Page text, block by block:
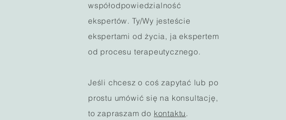
współodpowiedzialność
ekspertów. Ty/Wy jesteście
ekspertami od życia, ja ekspertem
od procesu terapeutycznego.
Jeśli chcesz o coś zapytać lub po
prostu umówić się na konsultację,
to zapraszam do kontaktu.